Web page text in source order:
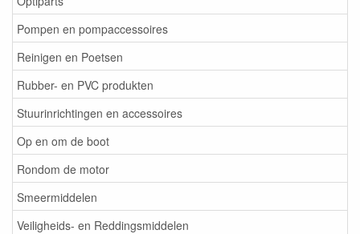
Pompen en pompaccessoires
Reinigen en Poetsen
Rubber- en PVC produkten
Stuurinrichtingen en accessoires
Op en om de boot
Rondom de motor
Smeermiddelen
Veiligheids- en Reddingsmiddelen